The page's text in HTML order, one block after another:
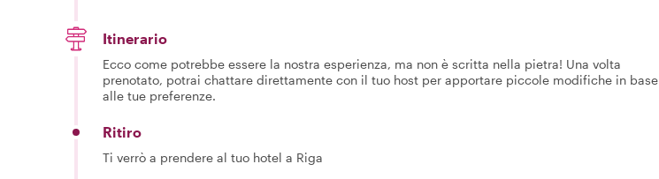
Itinerario
Ecco come potrebbe essere la nostra esperienza, ma non è scritta nella pietra! Una volta
prenotato, potrai chattare direttamente con il tuo host per apportare piccole modifiche in base
alle tue preferenze.
Ritiro
Ti verrò a prendere al tuo hotel a Riga